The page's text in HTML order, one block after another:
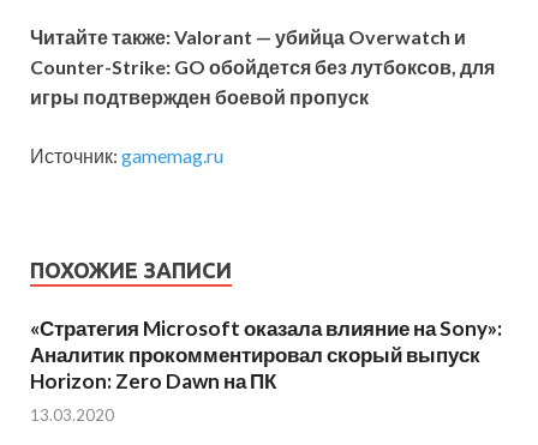
Читайте также: Valorant — убийца Overwatch и
Counter-Strike: GO обойдется без лутбоксов, для
игры подтвержден боевой пропуск
Источник: gamemag.ru
ПОХОЖИЕ ЗАПИСИ
«Стратегия Microsoft оказала влияние на Sony»:
Аналитик прокомментировал скорый выпуск
Horizon: Zero Dawn на ПК
13.03.2020